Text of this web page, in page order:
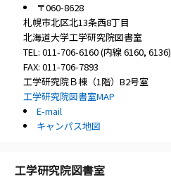
〒060-8628
札幌市北区北13条西8丁目
北海道大学工学研究院図書室
TEL: 011-706-6160 (内線 6160, 6136)
FAX: 011-706-7893
工学研究院Ｂ棟（1階）B2号室
工学研究院図書室MAP
E-mail
キャンパス地図
工学研究院図書室